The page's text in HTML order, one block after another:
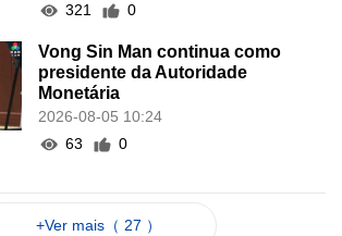
321
0
Vong Sin Man continua como
presidente da Autoridade
Monetária
2026-08-05 10:24
63
0
+Ver mais（ 27 ）